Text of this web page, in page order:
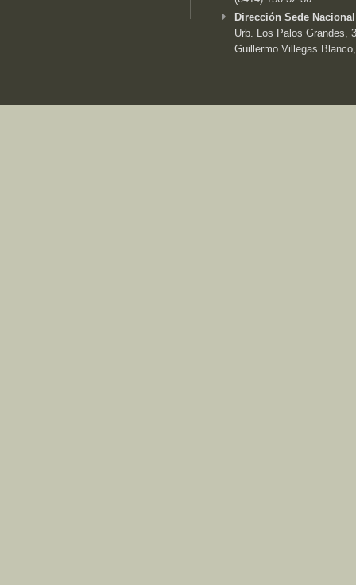
Dirección Sede
Urb. Los Palos Grandes,
Guillermo Villegas